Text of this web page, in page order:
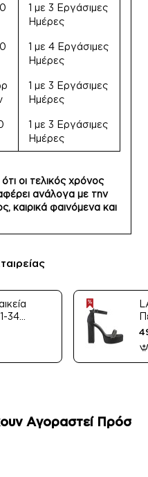
1 με 3 Εργάσιμες
Ημέρες
1 με 4 Εργάσιμες
Ημέρες
1 με 3 Εργάσιμες
Ημέρες
1 με 3 Εργάσιμες
Ημέρες
οι τελικός χρόνος
ανάλογα με την
καιρικά φαινόμενα και
34
Αγοραστεί